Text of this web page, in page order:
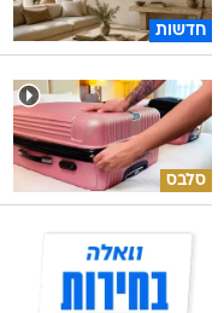
חדשות
סלבס